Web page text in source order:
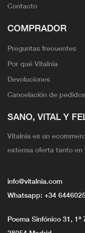
Contacto
COMPRADOR
Preguntas frecuentes
Por qué Vitalnia
Devoluciones
Cancelación de pedidos
SANO, VITAL Y
Vitalnia es un
extensa oferta tanto
info@vitalnia.com
Whatsapp: +34
Poema Sinfónico 31, 1ª